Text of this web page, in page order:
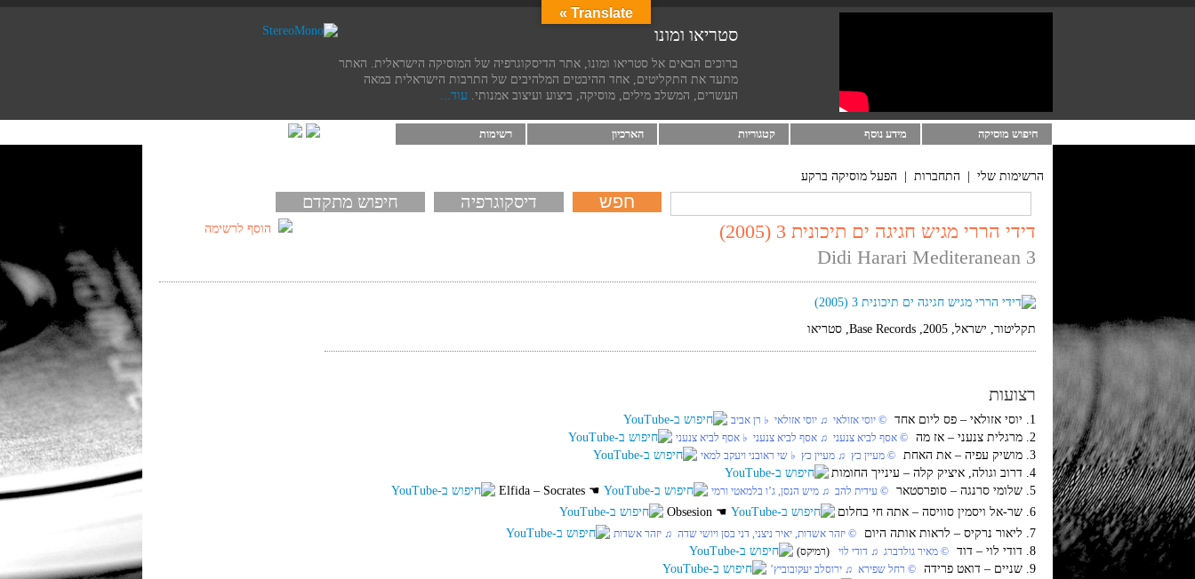
סטריאו ומונו
ברוכים הבאים אל סטריאו ומונו, אתר הדיסקוגרפיה של המוסיקה הישראלית. האתר
מתעד את התקליטים, אחד ההיבטים המלהיבים של התרבות הישראלית במאה
העשרים, המשלב מילים, מוסיקה, ביצוע ועיצוב אמנותי. עוד...
חיפוש מוסיקה מידע נוסף קטגוריות הארכיון רשימות
הרשימות שלי התחברות הפעל מוסיקה ברקע
דיסקוגרפיה חיפוש מתקדם
הוסף לרשימה
דידי הררי מגיש חגיגה ים תיכונית 3 (2005)
Didi Harari Mediteranean 3
תקליטור, ישראל, 2005, Base Records, סטריאו
רצועות
1. יוסי אזולאי‏ – פס ליום אחד ‏ © יוסי אזולאי‏ ♫ יוסי אזולאי‏ ♭ רן אביב
2. מרגלית צנעני‏ – אז מה ‏ © אסף לביא צנעני‏ ♫ אסף לביא צנעני‏ ♭ אסף לביא צנעני
3. מושיק עפיה‏ – את האחת ‏ © מעיין כץ‏ ♫ מעיין כץ‏ ♭ שי ראובני ויעקב למאי
4. דרוב וגולה, איציק קלה‏ – עינייך החומות
5. שלומי סרנגה‏ – סופרסטאר
‏ © עידית להב‏ ♫ מיש הנסן, ג’ו בלמאטי ורמי ☚
6. שר-אל ויסמין סוויסה‏ – אתה חי בחלום
☚
7. ליאור נרקיס‏ – לראות אותה היום
‏ © יזהר אשדות, יאיר ניצני, דני בסן ויושי שדה‏ ♫ יזהר אשדות
8. דודי לוי‏ – דוד ‏ © מאיר גולדברג‏ ♫ דודי לוי (רמיקס)
9. שניים‏ – דואט פרידה ‏ © רחל שפירא‏ ♫ ירוסלב יעקובוביץ’
Translate »